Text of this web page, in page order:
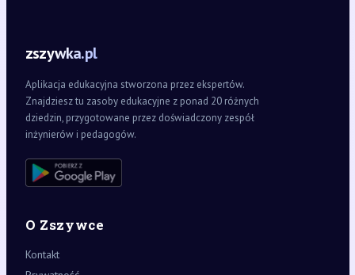
zszywka.pl
Aplikacja edukacyjna stworzona przez ekspertów.
Znajdziesz tu zasoby edukacyjne z ponad 20 różnych
dziedzin, przygotowane przez doświadczony zespół
inżynierów i pedagogów.
O Zszywce
Kontakt